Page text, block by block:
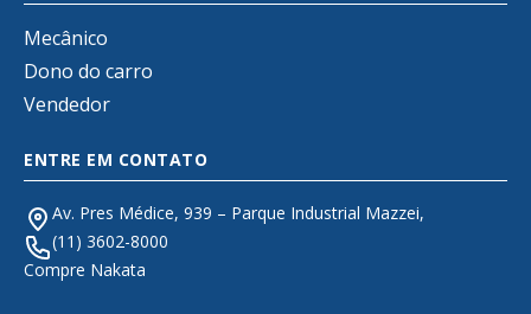
Mecânico
Dono do carro
Vendedor
ENTRE EM CONTATO
Av. Pres Médice, 939 – Parque Industrial Mazzei,
(11) 3602-8000
Compre Nakata